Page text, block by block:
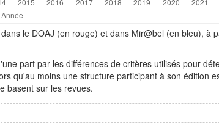
le DOAJ (en rouge) et dans Mir@bel (en bleu), à
part par les différences de critères utilisés pour
qu'au moins une structure participant à son édition
basent sur les revues.